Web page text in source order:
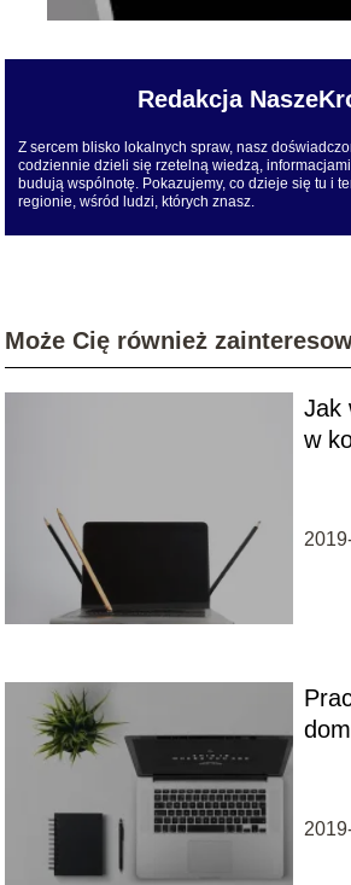
Redakcja
Z sercem blisko lokalnych spraw, nasz
codziennie dzieli się rzetelną wiedzą,
budują wspólnotę. Pokazujemy, co dzieje się tu i
regionie, wśród ludzi, których znasz.
Może Cię również
Jak
w